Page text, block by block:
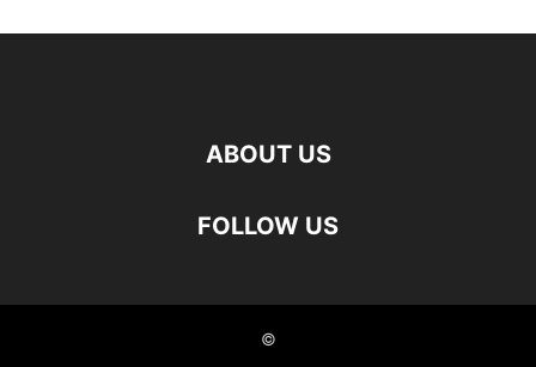
ABOUT US
FOLLOW US
©